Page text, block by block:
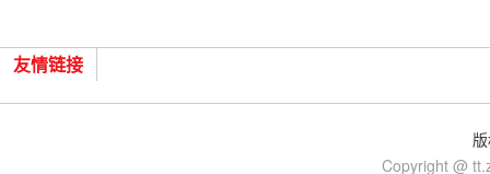
友情链接
Copyright @